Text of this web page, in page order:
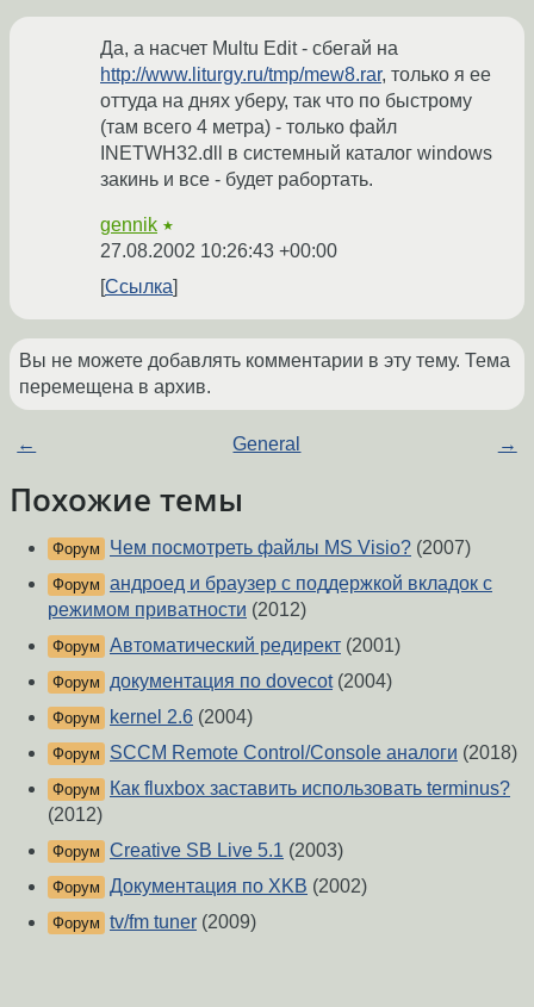
Да, а насчет Multu Edit - сбегай на
http://www.liturgy.ru/tmp/mew8.rar, только я ее
оттуда на днях уберу, так что по быстрому
(там всего 4 метра) - только файл
INETWH32.dll в системный каталог windows
закинь и все - будет рабортать.
gennik ★
27.08.2002 10:26:43 +00:00
Ссылка
Вы не можете добавлять комментарии в эту тему. Тема
перемещена в архив.
← General →
Похожие темы
Форум Чем посмотреть файлы MS Visio? (2007)
Форум андроед и браузер с поддержкой вкладок с
режимом приватности (2012)
Форум Автоматический редирект (2001)
Форум документация по dovecot(2004)
Форум kernel 2.6 (2004)
Форум SCCM Remote Control/Console аналоги (2018)
Форум
Как fluxbox заставить использовать terminus?
(2012)
Форум Creative SB Live 5.1 (2003)
Форум Документация по XKB (2002)
Форум tv/fm tuner (2009)